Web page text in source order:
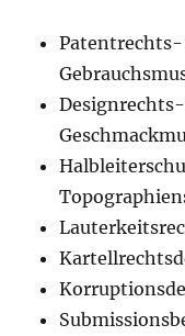
Patentrechts-